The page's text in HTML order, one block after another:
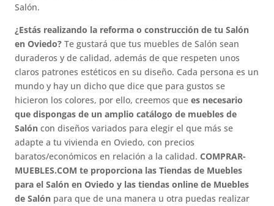
Salón.
¿Estás realizando la reforma o construcción de tu Salón
en Oviedo? Te gustará que tus muebles de Salón sean
duraderos y de calidad, además de que respeten unos
claros patrones estéticos en su diseño. Cada persona es un
mundo y hay un dicho que dice que para gustos se
hicieron los colores, por ello, creemos quees necesario
que dispongas de un amplio catálogo de muebles de
Salóncon diseños variados para elegir el que más se
adapte a tu vivienda en Oviedo, con precios
baratos/económicos en relación a la calidad.COMPRAR-
MUEBLES.COM te proporciona las Tiendas de Muebles
para el Salón en Oviedo y las tiendas online de Muebles
de Salón para que de una manera u otra puedas realizar